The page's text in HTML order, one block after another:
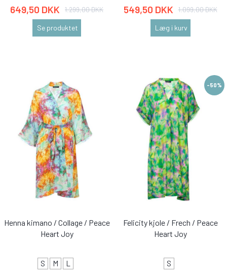
649,50 DKK 1.299,00 DKK
Se produktet
549,50 DKK 1.099,00 DKK
Læg i kurv
Henna kimano / Collage / Peace
Heart Joy
S M L
-50%
Felicity kjole / Frech / Peace
Heart Joy
S